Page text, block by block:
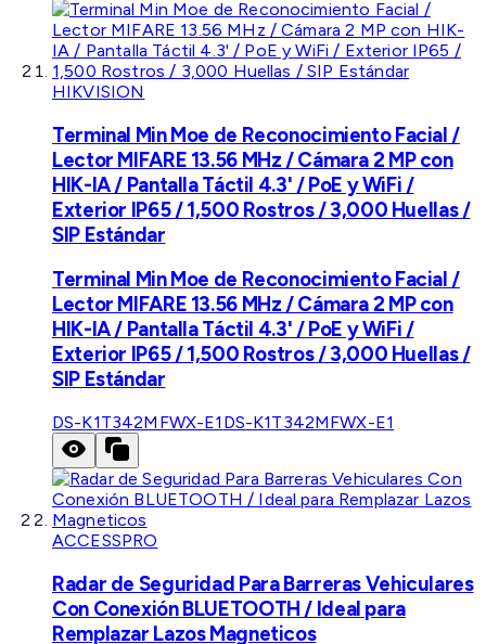
HIKVISION
Terminal Min Moe de Reconocimiento Facial /
Lector MIFARE 13.56 MHz / Cámara 2 MP con
HIK-IA / Pantalla Táctil 4.3' / PoE y WiFi /
Exterior IP65 / 1,500 Rostros / 3,000 Huellas /
SIP Estándar
Terminal Min Moe de Reconocimiento Facial /
Lector MIFARE 13.56 MHz / Cámara 2 MP con
HIK-IA / Pantalla Táctil 4.3' / PoE y WiFi /
Exterior IP65 / 1,500 Rostros / 3,000 Huellas /
SIP Estándar
DS-K1T342MFWX-E1 DS-K1T342MFWX-E1
ACCESSPRO
Radar de Seguridad Para Barreras Vehiculares
Con Conexión BLUETOOTH / Ideal para
Remplazar Lazos Magneticos